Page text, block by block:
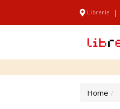
Librerie |
Home